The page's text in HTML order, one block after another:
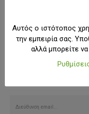
Λάβετε όλες τις
Αυτός ο ιστότοπος
την εμπειρία σας.
αλλά μπορείτε να